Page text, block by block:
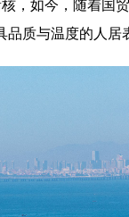
，如今，随着国
质与温度的人居